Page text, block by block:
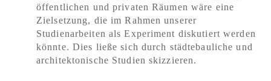
öffentlichen und privaten Räumen wäre eine
Zielsetzung, die im Rahmen unserer
Studienarbeiten als Experiment diskutiert werden
könnte. Dies ließe sich durch städtebauliche und
architektonische Studien skizzieren.